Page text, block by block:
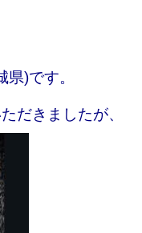
)です。
だきましたが、